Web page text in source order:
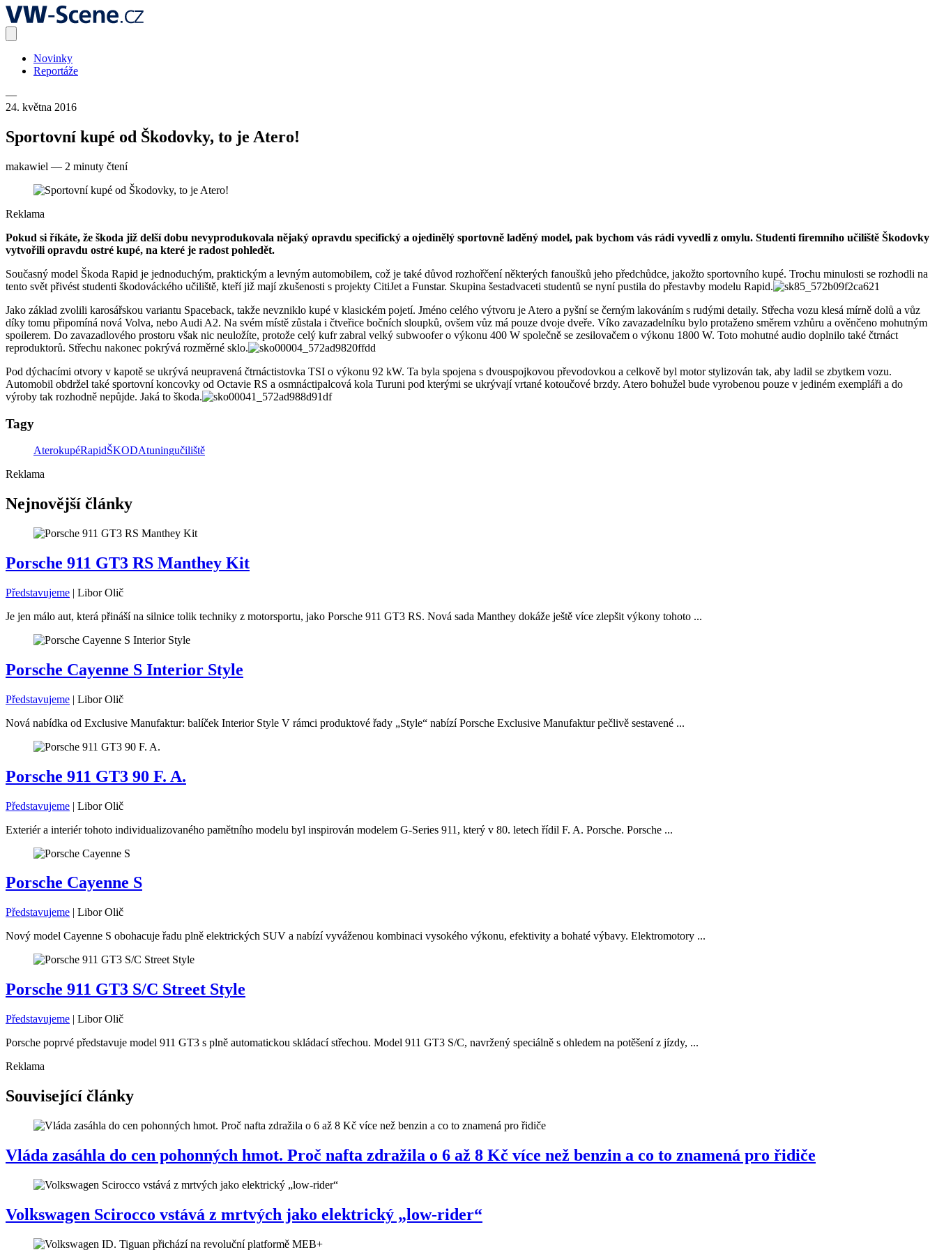
Novinky
Reportáže
—
24. května 2016
Sportovní kupé od Škodovky, to je Atero!
makawiel — 2 minuty čtení
Reklama
Pokud si říkáte, že škoda již delší dobu nevyprodukovala nějaký opravdu specifický a ojedinělý sportovně laděný model, pak bychom vás rádi vyvedli z omylu. Studenti firemního učiliště Škodovky
vytvořili opravdu ostré kupé, na které je radost pohledět.
Současný model Škoda Rapid je jednoduchým, praktickým a levným automobilem, což je také důvod rozhořčení některých fanoušků jeho předchůdce, jakožto sportovního kupé. Trochu minulosti se rozhodli na
tento svět přivést studenti škodováckého učiliště, kteří již mají zkušenosti s projekty CitiJet a Funstar. Skupina šestadvaceti studentů se nyní pustila do přestavby modelu Rapid.
Jako základ zvolili karosářskou variantu Spaceback, takže nevzniklo kupé v klasickém pojetí. Jméno celého výtvoru je Atero a pyšní se černým lakováním s rudými detaily. Střecha vozu klesá mírně dolů a vůz
díky tomu připomíná nová Volva, nebo Audi A2. Na svém místě zůstala i čtveřice bočních sloupků, ovšem vůz má pouze dvoje dveře. Víko zavazadelníku bylo protaženo směrem vzhůru a ověnčeno mohutným
spoilerem. Do zavazadlového prostoru však nic neuložíte, protože celý kufr zabral velký subwoofer o výkonu 400 W společně se zesilovačem o výkonu 1800 W. Toto mohutné audio doplnilo také čtrnáct
reproduktorů. Střechu nakonec pokrývá rozměrné sklo.
Pod dýchacími otvory v kapotě se ukrývá neupravená čtrnáctistovka TSI o výkonu 92 kW. Ta byla spojena s dvouspojkovou převodovkou a celkově byl motor stylizován tak, aby ladil se zbytkem vozu.
Automobil obdržel také sportovní koncovky od Octavie RS a osmnáctipalcová kola Turuni pod kterými se ukrývají vrtané kotoučové brzdy. Atero bohužel bude vyrobenou pouze v jediném exempláři a do
výroby tak rozhodně nepůjde. Jaká to škoda.
Tagy
AterokupéRapidŠKODAtuningučiliště
Reklama
Nejnovější články
Porsche 911 GT3 RS Manthey Kit
Představujeme | Libor Olič
Je jen málo aut, která přináší na silnice tolik techniky z motorsportu, jako Porsche 911 GT3 RS. Nová sada Manthey dokáže ještě více zlepšit výkony tohoto ...
Porsche Cayenne S Interior Style
Představujeme | Libor Olič
Nová nabídka od Exclusive Manufaktur: balíček Interior Style V rámci produktové řady „Style“ nabízí Porsche Exclusive Manufaktur pečlivě sestavené ...
Porsche 911 GT3 90 F. A.
Představujeme | Libor Olič
Exteriér a interiér tohoto individualizovaného pamětního modelu byl inspirován modelem G-Series 911, který v 80. letech řídil F. A. Porsche. Porsche ...
Porsche Cayenne S
Představujeme | Libor Olič
Nový model Cayenne S obohacuje řadu plně elektrických SUV a nabízí vyváženou kombinaci vysokého výkonu, efektivity a bohaté výbavy. Elektromotory ...
Porsche 911 GT3 S/C Street Style
Představujeme | Libor Olič
Porsche poprvé představuje model 911 GT3 s plně automatickou skládací střechou. Model 911 GT3 S/C, navržený speciálně s ohledem na potěšení z jízdy, ...
Reklama
Související články
Vláda zasáhla do cen pohonných hmot. Proč nafta zdražila o 6 až 8 Kč více než benzin a co to znamená pro řidiče
Volkswagen Scirocco vstává z mrtvých jako elektrický „low-rider“